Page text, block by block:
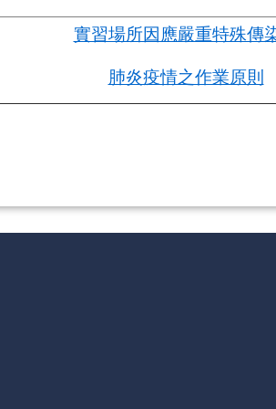
實習場所因應嚴重特殊傳
肺炎疫情之作業原則